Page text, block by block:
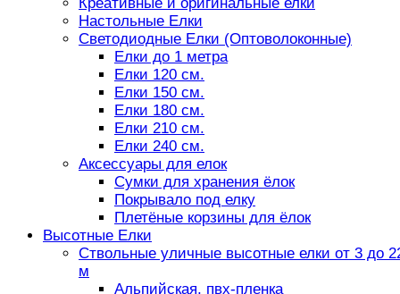
Настольные Елки
Светодиодные Елки (Оптоволоконные)
Елки до 1 метра
Елки 120 см.
Елки 150 см.
Елки 180 см.
Елки 210 см.
Елки 240 см.
Аксессуары для елок
Сумки для хранения ёлок
Покрывало под елку
Плетёные корзины для ёлок
Высотные Елки
Ствольные уличные высотные елки от 3 до
м
Альпийская, пвх-пленка